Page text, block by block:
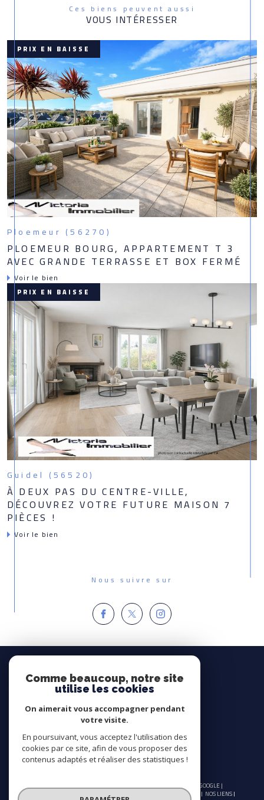
Ces biens peuvent aussi
VOUS INTÉRESSER
PRIX EN BAISSE
Ploemeur (56270)
PLOEMEUR BOURG, APPARTEMENT T 3
AVEC GRANDE TERRASSE ET BOX FERMÉ
Voir le bien
PRIX EN BAISSE
Guidel (56520)
À DEUX PAS DU CENTRE-VILLE,
DÉCOUVREZ VOTRE FUTURE MAISON 7
PIÈCES !
Voir le bien
Nous suivre sur
Espace
PROPRIÉTAIRE
Se connecter
Avis
CLIENTS
© 2026 | TOUS DROITS RÉSERVÉS | TRADUCTION POWERED BY GOOGLE |
PLAN DU SITE ADMIN NOS LIENS
Comme beaucoup, notre site
utilise les cookies
On aimerait vous accompagner pendant
votre visite.
En poursuivant, vous acceptez l'utilisation des
cookies par ce site, afin de vous proposer des
contenus adaptés et réaliser des statistiques !